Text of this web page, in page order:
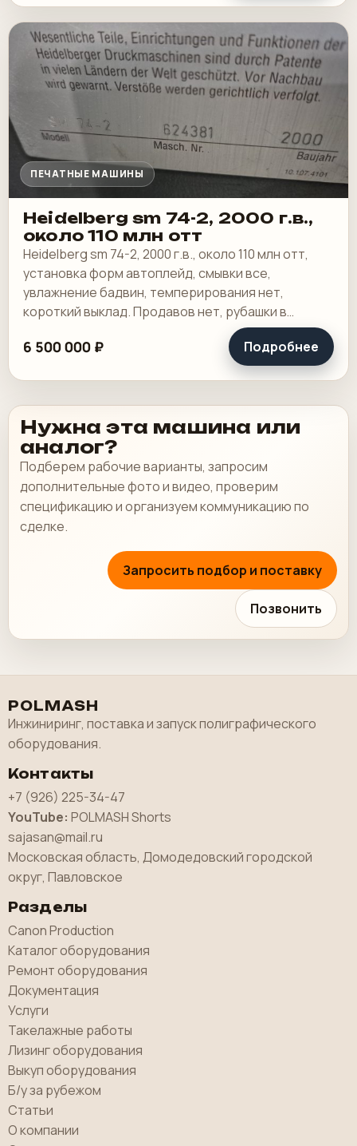
ПЕЧАТНЫЕ МАШИНЫ
Heidelberg sm 74-2, 2000 г.в.,
около 110 млн отт
Heidelberg sm 74-2, 2000 г.в., около 110 млн отт,
установка форм автоплейд, смывки все,
увлажнение бадвин, темперирования нет,
короткий выклад. Продавов нет, рубашки в
хорошем состоянии, таскалки и цепи в хорошем.
6 500 000 ₽ Подробнее
Нужна эта машина или
аналог?
Подберем рабочие варианты, запросим
дополнительные фото и видео, проверим
спецификацию и организуем коммуникацию по
сделке.
Запросить подбор и поставку
Позвонить
POLMASH
Инжиниринг, поставка и запуск полиграфического
оборудования.
Контакты
+7 (926) 225-34-47
YouTube: POLMASH Shorts
sajasan@mail.ru
Московская область, Домодедовский городской
округ, Павловское
Разделы
Canon Production
Каталог оборудования
Ремонт оборудования
Документация
Услуги
Такелажные работы
Лизинг оборудования
Выкуп оборудования
Б/у за рубежом
Статьи
О компании